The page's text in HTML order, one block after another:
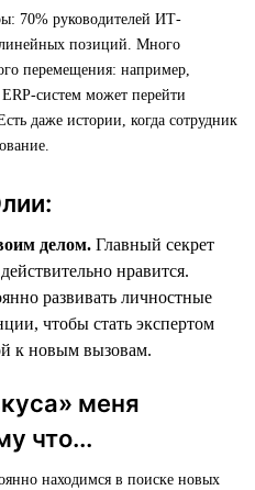
70% руководителей ИТ-
позиций. Много
перемещения: например,
систем может перейти
даже истории, когда сотрудник
делом. Главный секрет
нравится.
развивать личностные
чтобы стать экспертом
к новым вызовам.
меня
что...
находимся в поиске новых